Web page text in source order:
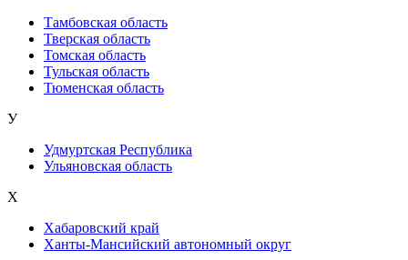
Тамбовская область
Тверская область
Томская область
Тульская область
Тюменская область
У
Удмуртская Республика
Ульяновская область
Х
Хабаровский край
Ханты-Мансийский автономный округ